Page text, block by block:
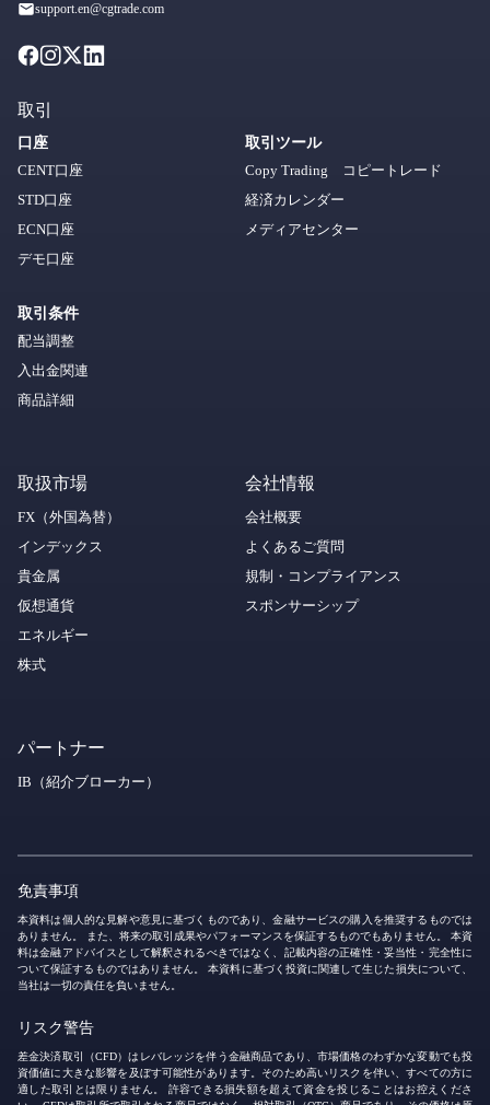
support.en@cgtrade.com
取引
口座
CENT口座
STD口座
ECN口座
デモ口座
取引条件
配当調整
入出金関連
商品詳細
取引ツール
Copy Trading コピートレード
経済カレンダー
メディアセンター
取扱市場
FX（外国為替）
インデックス
貴金属
仮想通貨
エネルギー
株式
会社情報
会社概要
よくあるご質問
規制・コンプライアンス
スポンサーシップ
パートナー
IB（紹介ブローカー）
免責事項
本資料は個人的な見解や意見に基づくものであり、金融サービスの購入を推奨するものでは
ありません。 また、将来の取引成果やパフォーマンスを保証するものでもありません。 本資
料は金融アドバイスとして解釈されるべきではなく、記載内容の正確性・妥当性・完全性に
ついて保証するものではありません。 本資料に基づく投資に関連して生じた損失について、
当社は一切の責任を負いません。
リスク警告
差金決済取引（CFD）はレバレッジを伴う金融商品であり、市場価格のわずかな変動でも投
資価値に大きな影響を及ぼす可能性があります。そのため高いリスクを伴い、すべての方に
適した取引とは限りません。 許容できる損失額を超えて資金を投じることはお控えくださ